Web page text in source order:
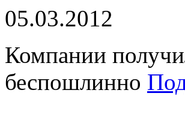
05.03.2012
Компании
беспошлинно